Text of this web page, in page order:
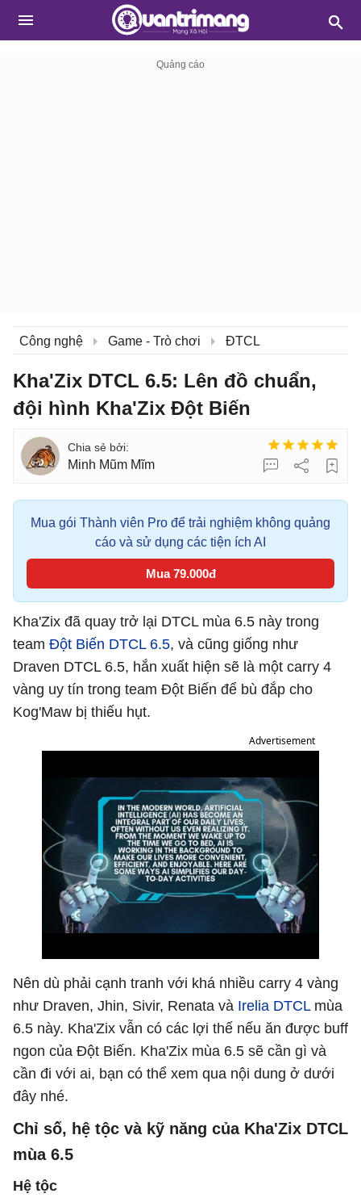
Công nghệ Game - Trò chơi ĐTCL
Kha'Zix DTCL 6.5: Lên đồ chuẩn,
đội hình Kha'Zix Đột Biến
Minh Mũm Mĩm
Mua gói Thành viên Pro để trải nghiệm không quảng
cáo và sử dụng các tiện ích AI
Mua 79.000đ
Kha'Zix đã quay trở lại DTCL mùa 6.5 này trong
team Đột Biến DTCL 6.5, và cũng giống như
Draven DTCL 6.5, hắn xuất hiện sẽ là một carry 4
vàng uy tín trong team Đột Biến để bù đắp cho
Kog'Maw bị thiếu hụt.
Advertisement
Nên dù phải cạnh tranh với khá nhiều carry 4 vàng
như Draven, Jhin, Sivir, Renata và Irelia DTCLmùa
6.5 này. Kha'Zix vẫn có các lợi thế nếu ăn được buff
ngon của Đột Biến. Kha'Zix mùa 6.5 sẽ cần gì và
cần đi với ai, bạn có thể xem qua nội dung ở dưới
đây nhé.
Chỉ số, hệ tộc và kỹ năng của Kha'Zix DTCL
mùa 6.5
Hệ tộc